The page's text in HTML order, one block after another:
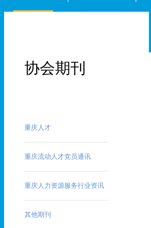
协会期刊
重庆人才
重庆流动人才党员通讯
重庆人力资源服务行业资讯
其他期刊